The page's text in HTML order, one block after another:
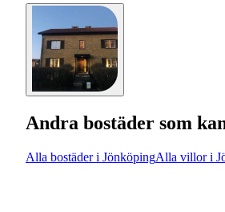
Andra bostäder som
Alla bostäder i JönköpingAlla villor i